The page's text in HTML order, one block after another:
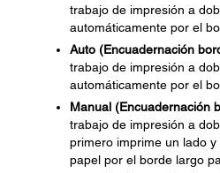
trabajo de impresión a
automáticamente por el
Auto (Encuadernación
trabajo de impresión a
automáticamente por el
Manual (Encuadernación
trabajo de impresión a
primero imprime un lado
papel por el borde largo